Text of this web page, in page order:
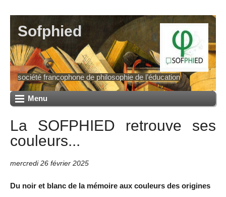
Sofphied
société francophone de philosophie de l’éducation
Menu
La SOFPHIED retrouve ses
couleurs...
mercredi 26 février 2025
Du noir et blanc de la mémoire aux couleurs des origines